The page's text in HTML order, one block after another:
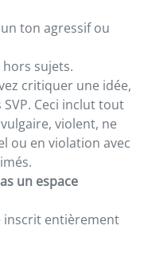
ton agressif ou
sujets.
critiquer une idée,
Ceci inclut tout
violent, ne
ou en violation avec
un espace
inscrit entièrement